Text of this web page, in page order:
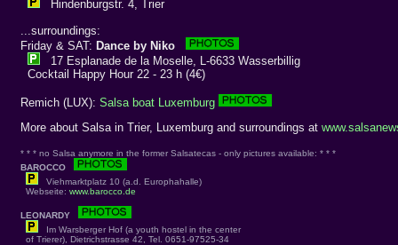
Hindenburgstr. 4, Trier
...surroundings:
Friday & SAT: Dance by Niko
17 Esplanade de la Moselle, L-6633 Wasserbillig
Cocktail Happy Hour 22 - 23 h (4€)
Remich (LUX): Salsa boat Luxemburg
More about Salsa in Trier, Luxemburg and surroundings at
* * * no Salsa anymore in the former Salsatecas - only pictures available: * * *
BAROCCO
Viehmarktplatz 10 (a.d. Europhahalle)
Webseite: www.barocco.de
LEONARDY
Im Warsberger Hof (a youth hostel in the center
of Trierer), Dietrichstrasse 42, Tel. 0651-97525-34